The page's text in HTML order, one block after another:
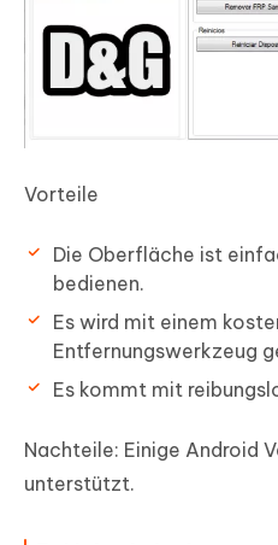
Vorteile
Die Oberfläche ist
bedienen.
Es wird mit einem
Entfernungswerkzeug
Es kommt mit
Nachteile: Einige Android
unterstützt.